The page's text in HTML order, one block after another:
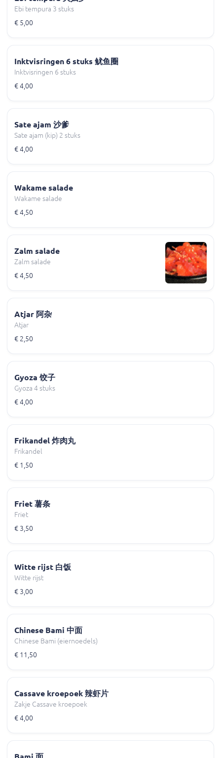
Ebi tempura 3 stuks
€ 5,00
Inktvisringen 6 stuks 鱿鱼圈
Inktvisringen 6 stuks
€ 4,00
Sate ajam 沙爹
Sate ajam (kip) 2 stuks
€ 4,00
Wakame salade
Wakame salade
€ 4,50
Zalm salade
Zalm salade
€ 4,50
Atjar 阿杂
Atjar
€ 2,50
Gyoza 饺子
Gyoza 4 stuks
€ 4,00
Frikandel 炸肉丸
Frikandel
€ 1,50
Friet 薯条
Friet
€ 3,50
Witte rijst 白饭
Witte rijst
€ 3,00
Chinese Bami 中面
Chinese Bami (eiernoedels)
€ 11,50
Cassave kroepoek 辣虾片
Zakje Cassave kroepoek
€ 4,00